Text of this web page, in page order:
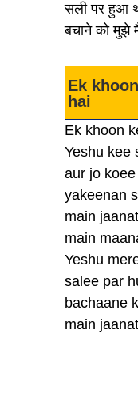
सली पर हुआ
बचाने को मुझे
Ek
hai
Ek khoon
Yeshu kee
aur jo
yakeenan
main
main
Yeshu
salee par
bachaane
main